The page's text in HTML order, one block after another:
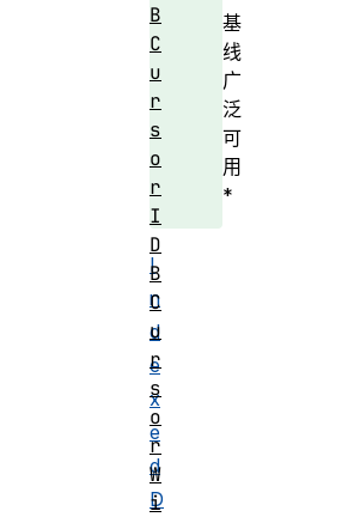
基
线
广
泛
可
用
*
I
n
d
e
x
e
d
D
B
C
u
r
s
o
r
I
D
B
C
u
r
s
o
r
W
i